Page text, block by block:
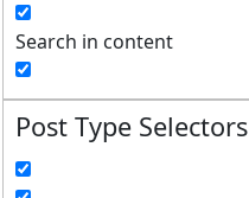
Search in content
Post Type Selectors